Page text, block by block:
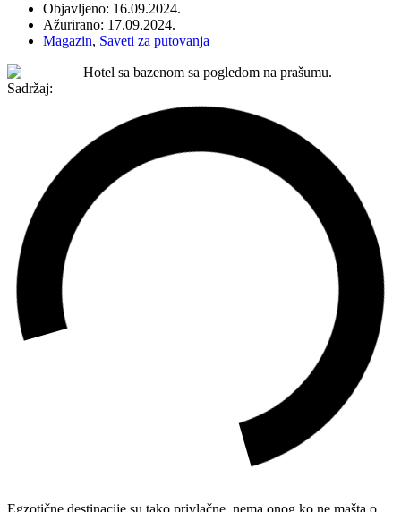
Objavljeno: 16.09.2024.
Ažurirano: 17.09.2024.
Magazin, Saveti za putovanja
Sadržaj: